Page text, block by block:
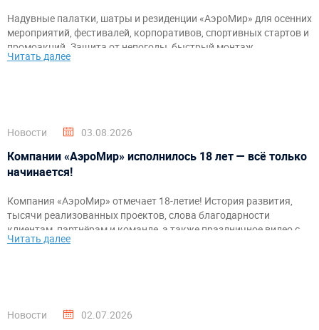
Надувные палатки, шатры и резиденции «АэроМир» для осенних
мероприятий, фестивалей, корпоративов, спортивных стартов и
промоакций. Защита от непогоды, быстрый монтаж,
брендирование и комфортное пространство для гостей и
Читать далее
Новости 03.08.2026
Компании «АэроМир» исполнилось 18 лет — всё только
начинается!
Компания «АэроМир» отмечает 18-летие! История развития,
тысячи реализованных проектов, слова благодарности
клиентам, партнёрам и команде, а также праздничное видео с
самыми яркими моментами за годы работы.
Читать далее
Новости 02.07.2026